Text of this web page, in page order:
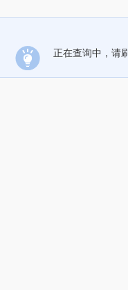
正在查询中，请